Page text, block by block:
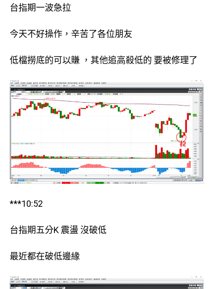
台指期一波急拉
今天不好操作，辛苦了各位朋友
低檔撈底的可以賺 ，其他追高殺低的 要被修理了
***10:52
台指期五分K 震盪 沒破低
最近都在破低邊緣